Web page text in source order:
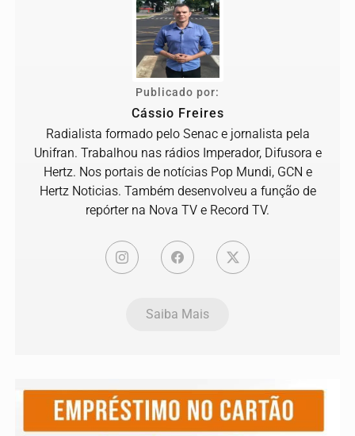
Publicado por:
Cássio Freires
Radialista formado pelo Senac e jornalista pela
Unifran. Trabalhou nas rádios Imperador, Difusora e
Hertz. Nos portais de notícias Pop Mundi, GCN e
Hertz Noticias. Também desenvolveu a função de
repórter na Nova TV e Record TV.
Saiba Mais